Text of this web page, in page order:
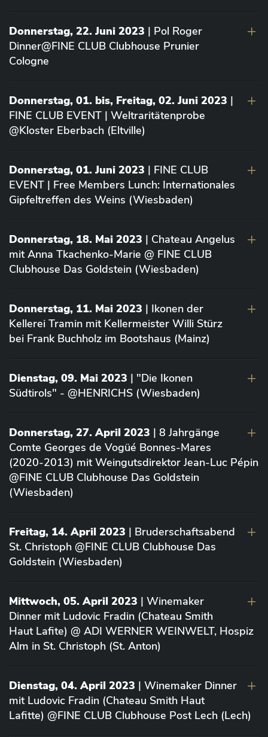
Donnerstag, 22. Juni 2023 | Pol Roger
Dinner@FINE CLUB Clubhouse Prunier
Cologne
Donnerstag, 01. bis, Freitag, 02. Juni 2023 |
FINE CLUB EVENT | Weltraritätenprobe
@Kloster Eberbach (Eltville)
Donnerstag, 01. Juni 2023 | FINE CLUB
EVENT | Free Members Lunch: Internationales
Gipfeltreffen des Weins (Wiesbaden)
Donnerstag, 18. Mai 2023 | Chateau Angelus
mit Anna Tkachenko-Marie @ FINE CLUB
Clubhouse Das Goldstein (Wiesbaden)
Donnerstag, 11. Mai 2023 | Ikonen der
Kellerei Tramin mit Kellermeister Willi Stürz
bei Frank Buchholz im Bootshaus (Mainz)
Dienstag, 09. Mai 2023 | "Die Ikonen
Südtirols" - @HENRICHS (Wiesbaden)
Donnerstag, 27. April 2023 | 8 Jahrgänge
Comte Georges de Vogüé Bonnes-Mares
(2020-2013) mit Weingutsdirektor Jean-Luc Pépin
@FINE CLUB Clubhouse Das Goldstein
(Wiesbaden)
Freitag, 14. April 2023 | Bruderschaftsabend
St. Christoph @FINE CLUB Clubhouse Das
Goldstein (Wiesbaden)
Mittwoch, 05. April 2023 | Winemaker
Dinner mit Ludovic Fradin (Chateau Smith
Haut Lafite) @ ADI WERNER WEINWELT, Hospiz
Alm in St. Christoph (St. Anton)
Dienstag, 04. April 2023 | Winemaker Dinner
mit Ludovic Fradin (Chateau Smith Haut
Lafitte) @FINE CLUB Clubhouse Post Lech (Lech)